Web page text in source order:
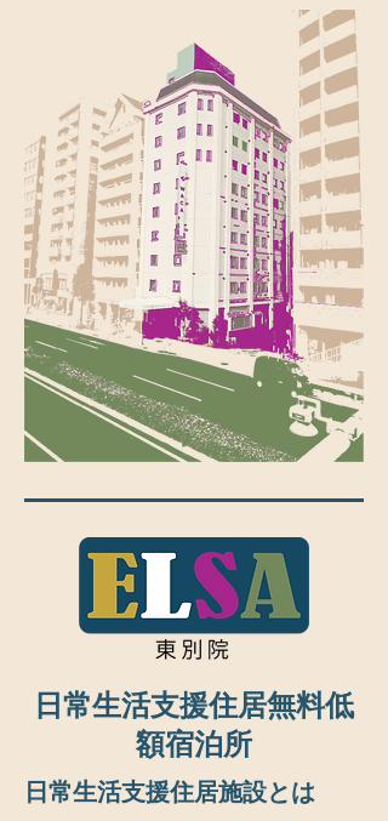
日常生活支援住居無料低
額宿泊所
日常生活支援住居施設とは